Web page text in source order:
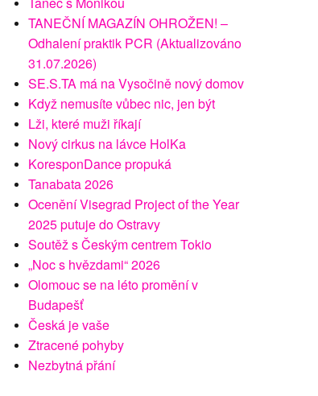
TANEČNÍ MAGAZÍN OHROŽEN! –
Odhalení praktik PCR (Aktualizováno
31.07.2026)
SE.S.TA má na Vysočině nový domov
Když nemusíte vůbec nic, jen být
Lži, které muži říkají
Nový cirkus na lávce HolKa
KoresponDance propuká
Tanabata 2026
Ocenění Visegrad Project of the Year
2025 putuje do Ostravy
Soutěž s Českým centrem Tokio
„Noc s hvězdami“ 2026
Olomouc se na léto promění v
Budapešť
Česká je vaše
Ztracené pohyby
Nezbytná přání